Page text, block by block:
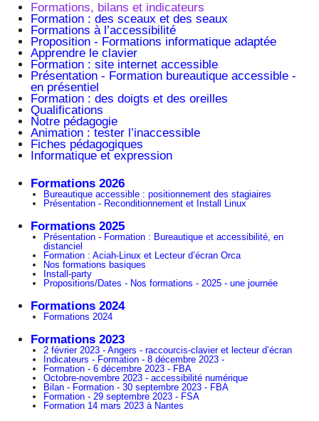
Formations, bilans et indicateurs
Formation : des sceaux et des seaux
Formations à l’accessibilité
Proposition - Formations informatique adaptée
Apprendre le clavier
Formation : site internet accessible
Présentation - Formation bureautique accessible -
en présentiel
Formation : des doigts et des oreilles
Qualifications
Notre pédagogie
Animation : tester l’inaccessible
Fiches pédagogiques
Informatique et expression
Formations 2026
Bureautique accessible : positionnement des stagiaires
Présentation - Reconditionnement et Install Linux
Formations 2025
Présentation - Formation : Bureautique et accessibilité, en
distanciel
Formation : Aciah-Linux et Lecteur d’écran Orca
Nos formations basiques
Install-party
Propositions/Dates - Nos formations - 2025 - une journée
Formations 2024
Formations 2024
Formations 2023
2 février 2023 - Angers - raccourcis-clavier et lecteur d’écran
Indicateurs - Formation - 8 décembre 2023 -
Formation - 6 décembre 2023 - FBA
Octobre-novembre 2023 - accessibilité numérique
Bilan - Formation - 30 septembre 2023 - FBA
Formation - 29 septembre 2023 - FSA
Formation 14 mars 2023 à Nantes